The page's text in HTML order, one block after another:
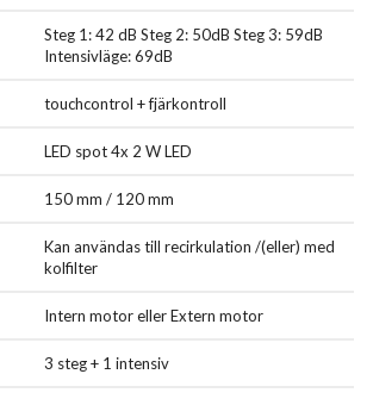
Steg 1: 42 dB Steg 2: 50dB Steg 3: 59dB
Intensivläge: 69dB
touchcontrol + fjärkontroll
LED spot 4x 2 W LED
150 mm / 120 mm
Kan användas till recirkulation /(eller) med
kolfilter
Intern motor eller Extern motor
3 steg + 1 intensiv